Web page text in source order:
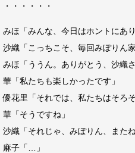
・・・・・・
みほ「みんな、今日はホントにあ
沙織「こっちこそ、毎回みぽりん
みほ「ううん。ありがとう、沙織さ
華「私たちも楽しかったです」
優花里「それでは、私たちはそろ
華「そうですね」
沙織「それじゃ、みぽりん、またね
麻子「…」